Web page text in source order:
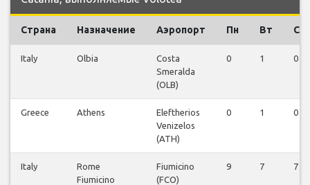
Страна Назначение Аэропорт Пн Вт Ср
Italy Olbia
Costa
Smeralda
(OLB)
0 1 0
Greece Athens
Eleftherios
Venizelos
(ATH)
0 1 0
Italy
Rome
Fiumicino
Fiumicino
(FCO)
9 7 7